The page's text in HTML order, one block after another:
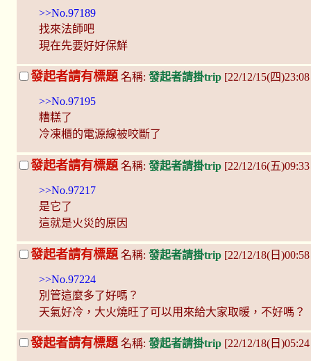
>>No.97189
找來法師吧
現在先要好好保鮮
發起者請有標題 名稱: 發起者請掛trip [22/12/15(四
>>No.97195
糟糕了
冷凍櫃的電源線被咬斷了
發起者請有標題 名稱: 發起者請掛trip [22/12/16(五
>>No.97217
是它了
這就是火災的原因
發起者請有標題 名稱: 發起者請掛trip [22/12/18(日
>>No.97224
別管這麼多了好嗎？
天氣好冷，大火燒旺了可以用來給大家取暖，不好嗎？
發起者請有標題 名稱: 發起者請掛trip [22/12/18(日